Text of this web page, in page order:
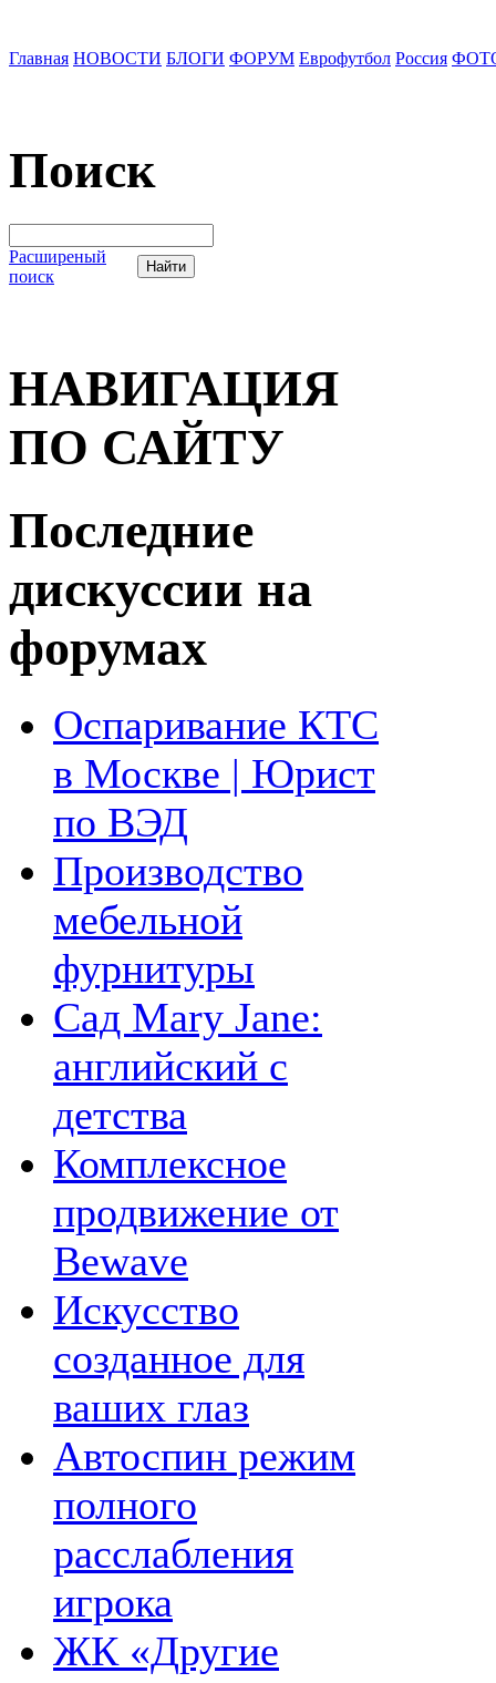
Главная НОВОСТИ БЛОГИ ФОРУМ Еврофутбол Россия
Поиск
Расширеный
поиск
НАВИГАЦИЯ
ПО САЙТУ
Последние
дискуссии на
форумах
Оспаривание КТС
в Москве | Юрист
по ВЭД
Производство
мебельной
фурнитуры
Сад Mary Jane:
английский с
детства
Комплексное
продвижение от
Bewave
Искусство
созданное для
ваших глаз
Автоспин режим
полного
расслабления
игрока
ЖК «Другие